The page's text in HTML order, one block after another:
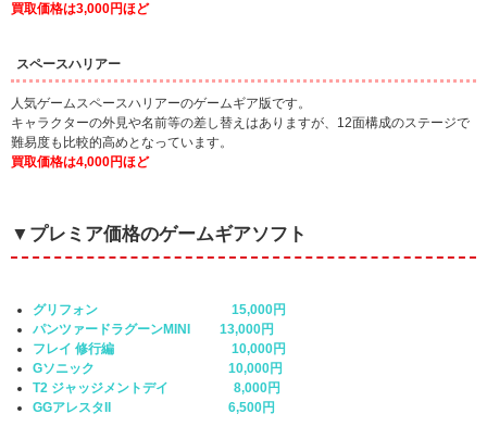
買取価格は3,000円ほど
スペースハリアー
人気ゲームスペースハリアーのゲームギア版です。
キャラクターの外見や名前等の差し替えはありますが、12面構成のステージで
難易度も比較的高めとなっています。
買取価格は4,000円ほど
▼プレミア価格のゲームギアソフト
グリフォン 15,000円
パンツァードラグーンMINI 13,000円
フレイ 修行編 10,000円
Gソニック 10,000円
T2 ジャッジメントデイ 8,000円
GGアレスタII 6,500円